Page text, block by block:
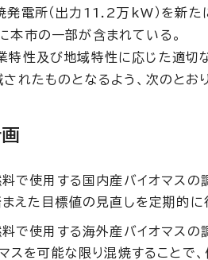
発電所（出力11.2万kW）を新
本市の一部が含まれている。
特性及び地域特性に応じた適切
されたものとなるよう、次のとお
で使用する国内産バイオマス
えた目標値の見直しを定期的に
で使用する海外産バイオマスの
スを可能な限り混焼することで